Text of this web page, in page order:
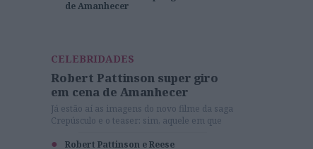
de Amanhecer
CELEBRIDADES
Robert Pattinson super giro
em cena de Amanhecer
Já estão aí as imagens do novo filme da saga
Crepúsculo e o teaser: sim, aquele em que
Robert Pattinson não podia estar mais gira
Robert Pattinson e Reese